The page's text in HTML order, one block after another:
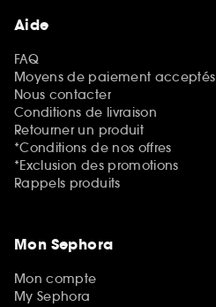
Aide
FAQ
Moyens de paiement acceptés
Nous contacter
Conditions de livraison
Retourner un produit
*Conditions de nos offres
*Exclusion des promotions
Rappels produits
Mon Sephora
Mon compte
My Sephora